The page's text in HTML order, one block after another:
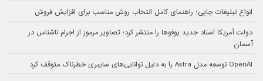
انواع تبلیغات چاپی؛ راهنمای کامل انتخاب روش مناسب برای افزایش فروش
دولت آمریکا اسناد جدید یوفوها را منتشر کرد؛ تصاویر مرموز از اجرام ناشناس در
آسمان
OpenAI توسعه مدل Astra را به دلیل توانایی‌های سایبری خطرناک متوقف کرد